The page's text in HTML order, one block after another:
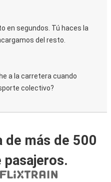
en segundos. Tú haces la
del resto.
a la carretera cuando
colectivo?
de más de 500